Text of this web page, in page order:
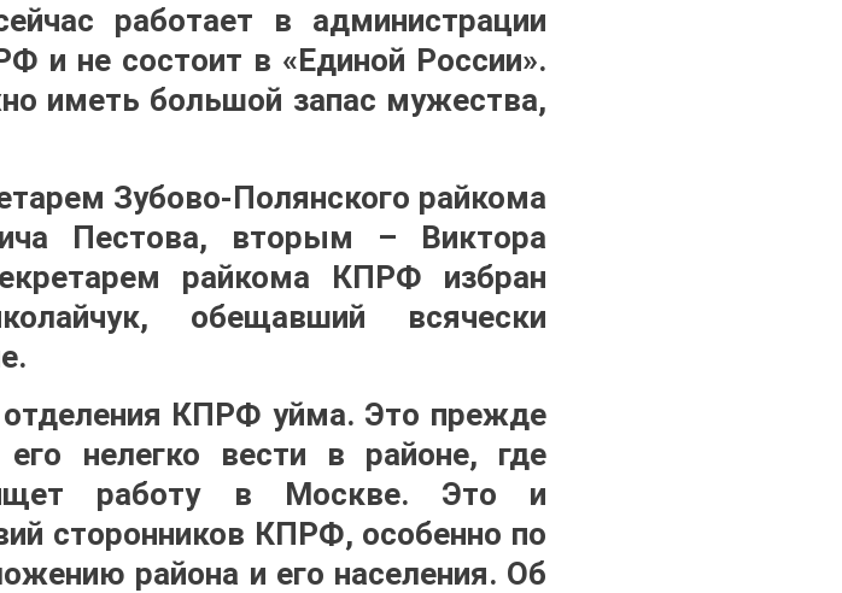
работает в администрации
и не состоит в «Единой России».
иметь большой запас мужества,
Зубово-Полянского райкома
Пестова, вторым – Виктора
райкома КПРФ избран
обещавший всячески
КПРФ уйма. Это прежде
нелегко вести в районе, где
ищет работу в Москве. Это и
сторонников КПРФ, особенно по
района и его населения. Об